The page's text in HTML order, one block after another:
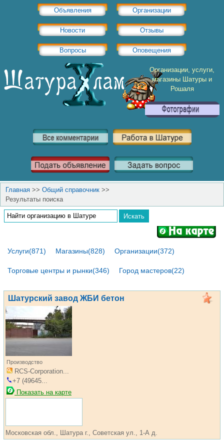
Объявления Организации
Новости Отзывы
Вопросы Оповещения
Организации, услуги,
магазины Шатуры и
Рошаля
Главная >> Общий справочник >>
Результаты поиска
Услуги(871) Магазины(828) Организации(372)
Торговые центры и рынки(346) Город мастеров(22)
Шатурский завод ЖБИ бетон
Производство
RCS-Corporation...
+7 (49645...
Показать на карте
Московская обл., Шатура г., Советская ул., 1-А д.